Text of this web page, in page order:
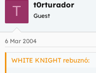
T t0rturador
Guest
6 Mar 2004
WHITE KNIGHT rebuznó: